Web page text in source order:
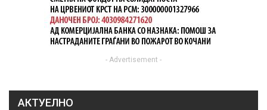
- Advertisement -
АКТУЕЛНО